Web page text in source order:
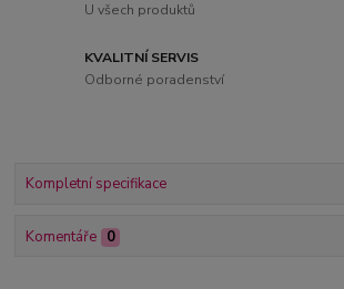
U všech produktů
KVALITNÍ SERVIS
Odborné poradenství
Kompletní specifikace
Komentáře 0